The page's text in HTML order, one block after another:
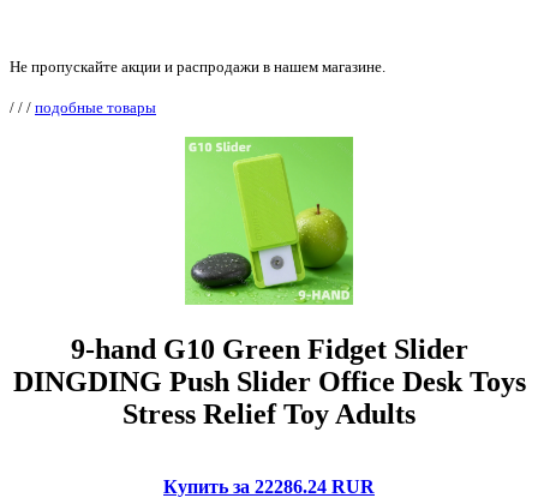
Не пропускайте акции и распродажи в нашем магазине.
/ / / подобные товары
9-hand G10 Green Fidget Slider
DINGDING Push Slider Office Desk Toys
Stress Relief Toy Adults
Купить за 22286.24 RUR